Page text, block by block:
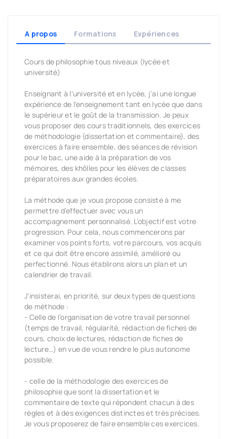
A propos Formations Expériences
Cours de philosophie tous niveaux (lycée et
université)
Enseignant à l'université et en lycée, j'ai une longue
expérience de l'enseignement tant en lycée que dans
le supérieur et le goût de la transmission. Je peux
vous proposer des cours traditionnels, des exercices
de méthodologie (dissertation et commentaire), des
exercices à faire ensemble, des séances de révision
pour le bac, une aide à la préparation de vos
mémoires, des khôlles pour les élèves de classes
préparatoires aux grandes écoles.
La méthode que je vous propose consiste à me
permettre d’effectuer avec vous un
accompagnement personnalisé. L’objectif est votre
progression. Pour cela, nous commencerons par
examiner vos points forts, votre parcours, vos acquis
et ce qui doit être encore assimilé, amélioré ou
perfectionné. Nous établirons alors un plan et un
calendrier de travail.
J’insisterai, en priorité, sur deux types de questions
de méthode :
- Celle de l’organisation de votre travail personnel
(temps de travail, régularité, rédaction de fiches de
cours, choix de lectures, rédaction de fiches de
lecture…) en vue de vous rendre le plus autonome
possible.
- celle de la méthodologie des exercices de
philosophie que sont la dissertation et le
commentaire de texte qui répondent chacun à des
règles et à des exigences distinctes et très précises.
Je vous proposerez de faire ensemble ces exercices.